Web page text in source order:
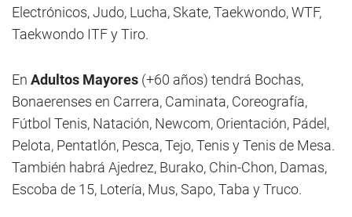
Electrónicos, Judo, Lucha, Skate, Taekwondo, WTF,
Taekwondo ITF y Tiro.
En Adultos Mayores (+60 años) tendrá Bochas,
Bonaerenses en Carrera, Caminata, Coreografía,
Fútbol Tenis, Natación, Newcom, Orientación, Pádel,
Pelota, Pentatlón, Pesca, Tejo, Tenis y Tenis de Mesa.
También habrá Ajedrez, Burako, Chin-Chon, Damas,
Escoba de 15, Lotería, Mus, Sapo, Taba y Truco.